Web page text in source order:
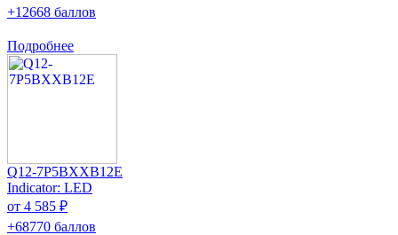
+12668 баллов
Подробнее
Q12-7P5BXXB12E
Indicator: LED
от 4 585 ₽
+68770 баллов